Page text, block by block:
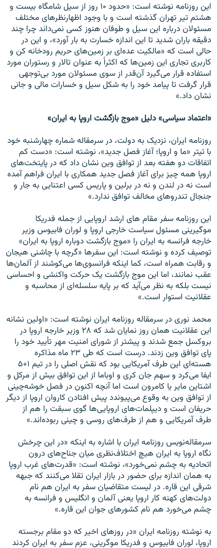
این روزنامه نوشته است: «حدود ۱۰ روز از سیل شامگاه بیست و
هشتم تیر تهران گذشته است و با وجود اظهارنظرهای مختلف
مسئولان درباره این سیل و طوفان هنوز کسی نمی‌داند چرا چند
دقیقه باران شدید تا این اندازه خسارت به بار آورد»، و این در
حالی است که «مالکیت عده‌ای بر زمین‌های حریم رودخانه کن و
کاربری تجاری این زمین‌ها که اکثراً به عنوان تالار و رستوران مورد
استفاده قرار می‌گیرد آن‌قدر از سوی مسئولان مورد بی‌توجهی
قرار گرفت تا پیامد خود را به شکل سیل و خسارات مالی و جانی
نشان داد.»
«اعتماد سیاسی» دلیل «موج بازگشت اروپا به ایران»
روزنامه ایران، نزدیک به دولت، در سرمقاله شماره چهارشنبه خود
با تیتر «ما و اروپا؛ آغاز فصل جدید»، نوشته است: «دست کم
اتفاقات دو هفته بعد از توافق وین نشان داد که در پایتخت‌های
اروپا همه چیز برای آغاز فصل جدید همکاری با ایران فراهم آمده
است نه در لندن و نه در برلین و پاریس کسی اعتنایی به جار و
جنجال تندروهای مخالف توافق ندارد.»
این روزنامه سفر مقام های ارشد اروپایی از جمله فدریکا
موگیرینی مسئول سیاست خارجی اروپا و لوران فابیوس وزیر
خارجه فرانسه به ایران را «موج بازگشت دوباره اروپا به ایران»
توصیف کرده و نوشته است: این سفرها «گرچه با چاشنی هیجان
و رقابت همراه است، کما اینکه فرانسوی‌ها می‌کوشند از آلمان‌ها
عقب نمانند، اما این موج بازگشت یک حرکت واکنشی و احساسی
نیست بلکه به نظر می‌آید که بر پایه سلسله‌ای از محاسبه و
عقلانیت استوار است.»
محمد نوری در سرمقاله روزنامه ایران نوشته است: «اولین نشانه
این عقلانیت همان روز نمایان شد که ۲۸ وزیر خارجه اروپا در
بروکسل جمع شدند و پیشتر از شورای امنیت مهر تأیید خود را
پای توافق وین زدند. درست است که طی ۲۳ ماه مذاکره
هسته‌ای این طرف آمریکایی بود که نقش اصلی را در تیم ۱+۵
ایفا می‌کرد و سهم جان کری و اوباما از این توافق بیش از مرکل و
اشتاین مایر یا کامرون است اما آنچه اکنون در فصل خوشه‌چینی
از توافق وین به وقوع می‌پیوندد پیش افتادن کاروان اروپا از دیگر
حریفان است و دیپلمات‌های اروپایی‌ها گوی سبقت را هم از
طرف آمریکایی و هم از طرف‌های روسی و چینی ربوده‌اند.»
سرمقاله‌نویس روزنامه ایران با اشاره به اینکه «در این چرخش
نگاه اروپا به ایران هیچ اختلاف‌نظری میان جناح‌های درون
اتحادیه به چشم نمی‌خورد»، نوشته است: «قدرت‌های غرب اروپا
به همان اندازه برای حضور در بازار ایران تقلا می‌کنند که جبهه
شرقی این قاره. در لیست متقاضیان سفر به ایران هم نام
دولت‌های کهنه کار اروپا یعنی آلمان و انگلیس و فرانسه به
چشم می‌خورد هم نام کشورهای جوان این قاره.»
به نوشته روزنامه ایران «در روزهای اخیر که دو مقام برجسته
اروپا، لوران فابیوس و فدریکا موگرینی، عزم سفر به ایران کردند